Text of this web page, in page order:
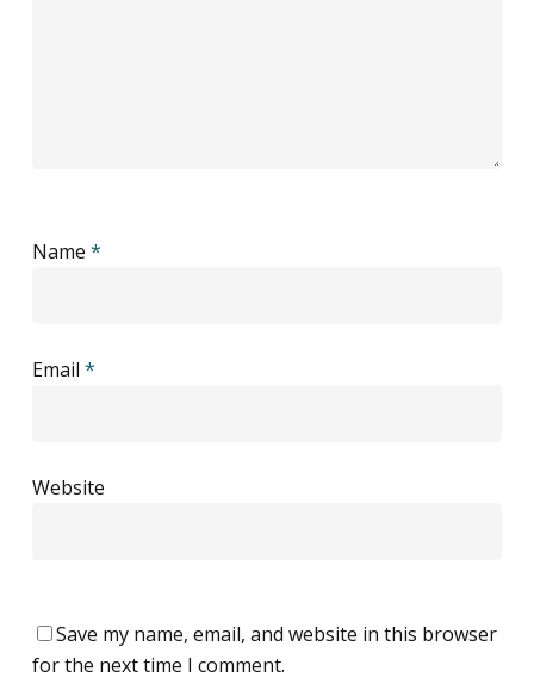
Name *
Email *
Website
Save my name, email, and website in this browser
for the next time I comment.